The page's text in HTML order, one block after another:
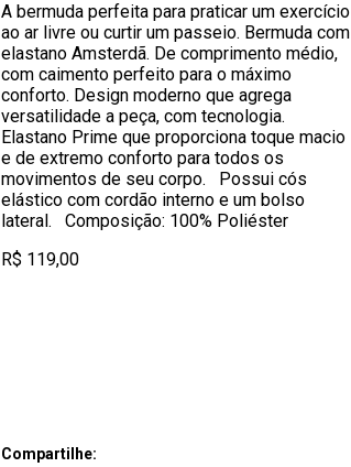
A bermuda perfeita para praticar um exercício
ao ar livre ou curtir um passeio. Bermuda com
elastano Amsterdã. De comprimento médio,
com caimento perfeito para o máximo
conforto. Design moderno que agrega
versatilidade a peça, com tecnologia.
Elastano Prime que proporciona toque macio
e de extremo conforto para todos os
movimentos de seu corpo. Possui cós
elástico com cordão interno e um bolso
lateral. Composição: 100% Poliéster
R$ 119,00
Compartilhe: